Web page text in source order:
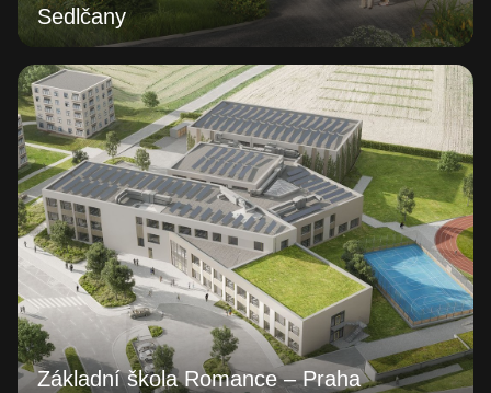
Sedlčany
Základní škola Romance – Praha